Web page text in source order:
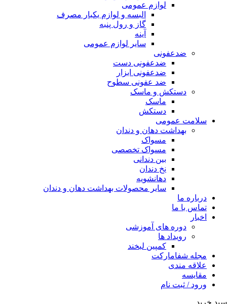
لوازم عمومی
البسه و لوازم یکبار مصرف
گاز و رول پنبه
آینه
سایر لوازم عمومی
ضدعفونی
ضدعفونی دست
ضدعفونی ابزار
ضد عفونی سطوح
دستکش و ماسک
ماسک
دستکش
سلامت عمومی
بهداشت دهان و دندان
مسواک
مسواک تخصصی
بین دندانی
نخ دندان
دهانشویه
سایر محصولات بهداشت دهان و دندان
درباره ما
تماس با ما
اخبار
دوره های آموزشی
رویداد ها
کمپین لبخند
مجله شفامارکت
علاقه مندی
مقایسه
ورود / ثبت نام
سبد خرید